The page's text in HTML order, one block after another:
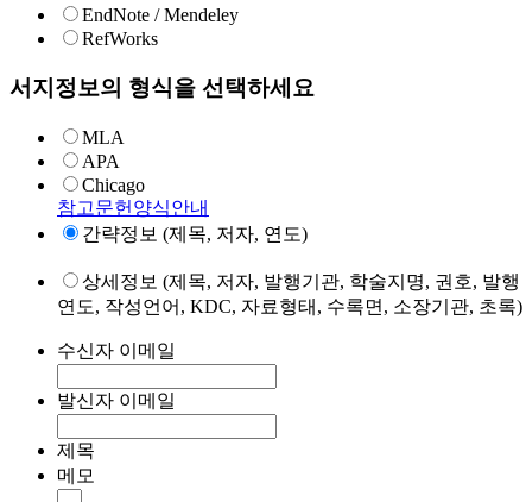
EndNote / Mendeley
RefWorks
서지정보의 형식을 선택하세요
MLA
APA
Chicago
참고문헌양식안내
간략정보 (제목, 저자, 연도)
상세정보 (제목, 저자, 발행기관, 학술지명, 권호, 발행
연도, 작성언어, KDC, 자료형태, 수록면, 소장기관, 초록)
수신자 이메일
발신자 이메일
제목
메모